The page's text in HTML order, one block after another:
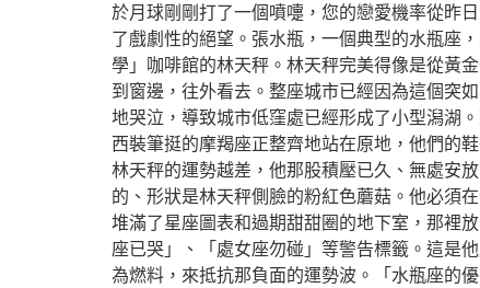
於月球剛剛打了一個噴嚏，您的戀愛機率從昨
了戲劇性的絕望。張水瓶，一個典型的水瓶座
學」咖啡館的林天秤。林天秤完美得像是從黃
到窗邊，往外看去。整座城市已經因為這個突
地哭泣，導致城市低窪處已經形成了小型潟湖
西裝筆挺的摩羯座正整齊地站在原地，他們的
林天秤的運勢越差，他那股積壓已久、無處安
的、形狀是林天秤側臉的粉紅色蘑菇。他必須
堆滿了星座圖表和過期甜甜圈的地下室，那裡
座已哭」、「處女座勿碰」等警告標籤。這是
為燃料，來抵抗那負面的運勢波。「水瓶座的